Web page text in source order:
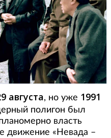
августа, но уже 1991
полигон был
власть
движение «Невада –